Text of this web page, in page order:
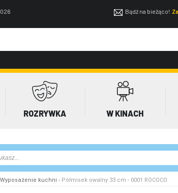
Bądź na bieżąco!
ROZRYWKA W KINACH
Wyposażenie kuchni › Półmisek owalny 33 cm - 0001 ROCOCO